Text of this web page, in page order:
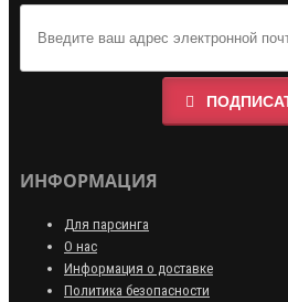
ИНФОРМАЦИЯ
Для парсинга
О нас
Информация о доставке
Политика безопасности